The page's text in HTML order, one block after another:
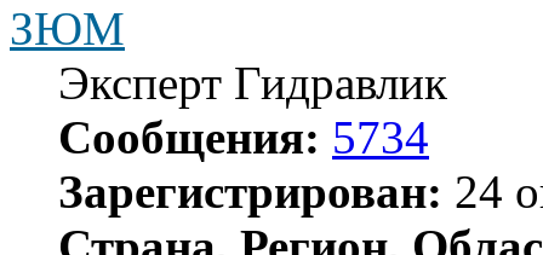
ЗЮМ
Эксперт Гидравлик
Сообщения: 5734
Зарегистрирован: 24